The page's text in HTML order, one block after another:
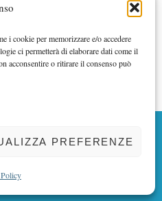
i cookie per memorizzare e/o accedere
ci permetterà di elaborare dati come il
acconsentire o ritirare il consenso può
PREFERENZE
ti è vicina
BACK TO TOP